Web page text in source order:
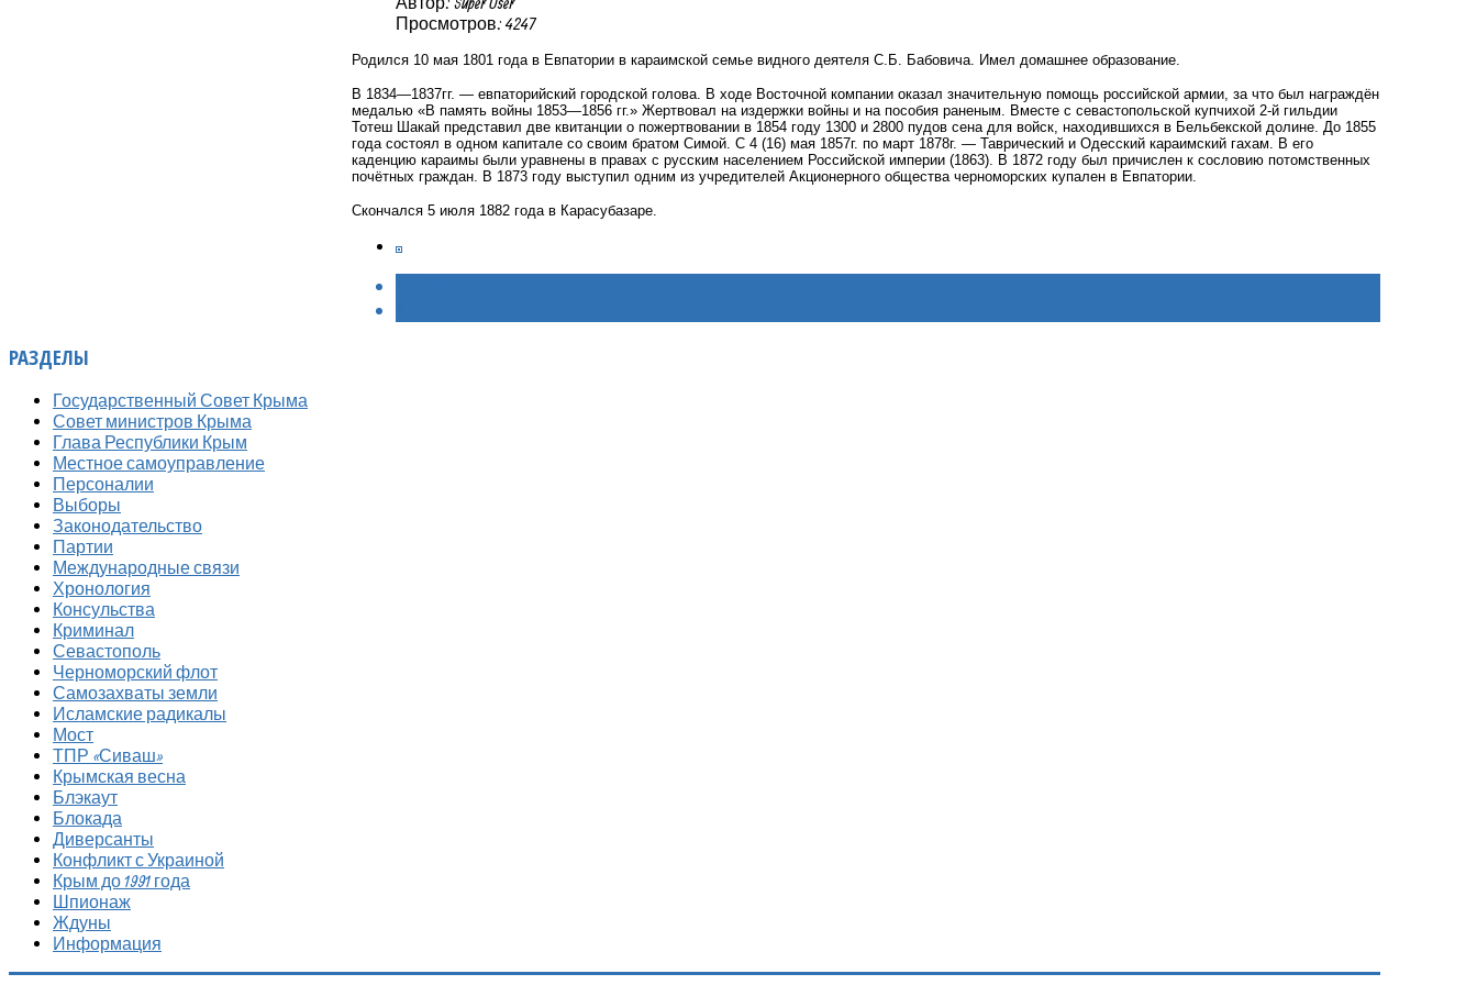
Просмотров: 4247
Родился 10 мая 1801 года в Евпатории в караимской семье видного деятеля С.Б. Бабовича. Имел домашнее образование.
В 1834—1837гг. — евпаторийский городской голова. В ходе Восточной компании оказал значительную помощь российской армии, за что был награждён
медалью «В память войны 1853—1856 гг.» Жертвовал на издержки войны и на пособия раненым. Вместе с севастопольской купчихой 2-й гильдии
Тотеш Шакай представил две квитанции о пожертвовании в 1854 году 1300 и 2800 пудов сена для войск, находившихся в Бельбекской долине. До 1855
года состоял в одном капитале со своим братом Симой. С 4 (16) мая 1857г. по март 1878г. — Таврический и Одесский караимский гахам. В его
каденцию караимы были уравнены в правах с русским населением Российской империи (1863). В 1872 году был причислен к сословию потомственных
почётных граждан. В 1873 году выступил одним из учредителей Акционерного общества черноморских купален в Евпатории.
Скончался 5 июля 1882 года в Карасубазаре.
РАЗДЕЛЫ
Государственный Совет Крыма
Совет министров Крыма
Глава Республики Крым
Местное самоуправление
Персоналии
Выборы
Законодательство
Партии
Международные связи
Хронология
Консульства
Криминал
Севастополь
Черноморский флот
Самозахваты земли
Исламские радикалы
Мост
ТПР «Сиваш»
Крымская весна
Блэкаут
Блокада
Диверсанты
Конфликт с Украиной
Крым до 1991 года
Шпионаж
Ждуны
Информация